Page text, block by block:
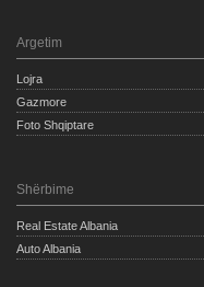
Argetim
Lojra
Gazmore
Foto Shqiptare
Shërbime
Real Estate Albania
Auto Albania